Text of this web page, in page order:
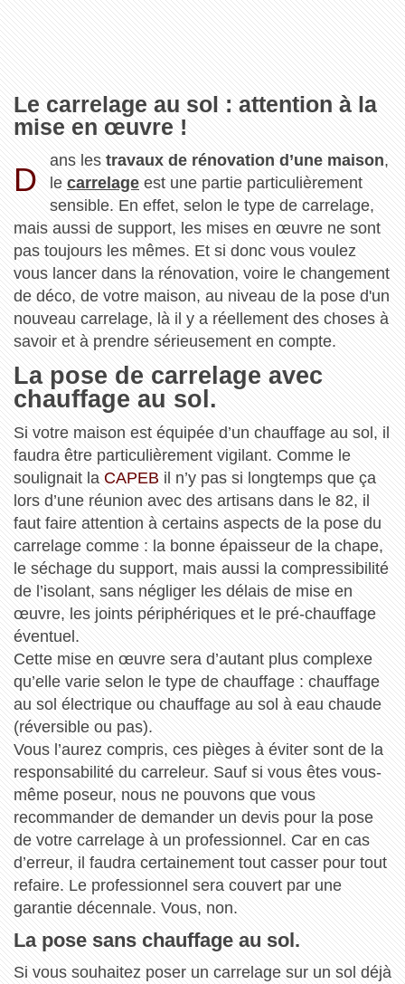
Le carrelage au sol : attention à la
mise en œuvre !
D
ans lestravaux de rénovation d’une maison,
lecarrelage est une partie particulièrement
sensible. En effet, selon le type de carrelage,
mais aussi de support, les mises en œuvre ne sont
pas toujours les mêmes. Et si donc vous voulez
vous lancer dans la rénovation, voire le changement
de déco, de votre maison, au niveau de la pose d'un
nouveau carrelage, là il y a réellement des choses à
savoir et à prendre sérieusement en compte.
La pose de carrelage avec
chauffage au sol.
Si votre maison est équipée d’un chauffage au sol, il
faudra être particulièrement vigilant. Comme le
soulignait la CAPEB il n’y pas si longtemps que ça
lors d’une réunion avec des artisans dans le 82, il
faut faire attention à certains aspects de la pose du
carrelage comme : la bonne épaisseur de la chape,
le séchage du support, mais aussi la compressibilité
de l’isolant, sans négliger les délais de mise en
œuvre, les joints périphériques et le pré-chauffage
éventuel.
Cette mise en œuvre sera d’autant plus complexe
qu’elle varie selon le type de chauffage : chauffage
au sol électrique ou chauffage au sol à eau chaude
(réversible ou pas).
Vous l’aurez compris, ces pièges à éviter sont de la
responsabilité du carreleur. Sauf si vous êtes vous-
même poseur, nous ne pouvons que vous
recommander de demander un devis pour la pose
de votre carrelage à un professionnel. Car en cas
d’erreur, il faudra certainement tout casser pour tout
refaire. Le professionnel sera couvert par une
garantie décennale. Vous, non.
La pose sans chauffage au sol.
Si vous souhaitez poser un carrelage sur un sol déjà